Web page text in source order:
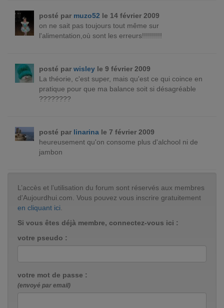
posté par muzo52 le 14 février 2009
on ne sait pas toujours tout même sur
l'alimentation,où sont les erreurs!!!!!!!!!!
posté par wisleyle 9 février 2009
La théorie, c'est super, mais qu'est ce qui coince en
pratique pour que ma balance soit si désagréable
????????
posté par linarinale 7 février 2009
heureusement qu'on consome plus d'alchool ni de
jambon
L’accès et l’utilisation du forum sont réservés aux membres
d'Aujourdhui.com. Vous pouvez vous inscrire gratuitement
en cliquant ici
Si vous êtes déjà membre, connectez-vous ici :
votre pseudo :
votre mot de passe :
(envoyé par email)